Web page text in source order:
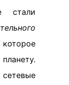
стали